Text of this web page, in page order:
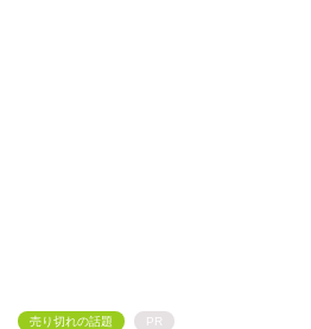
売り切れの話題 PR